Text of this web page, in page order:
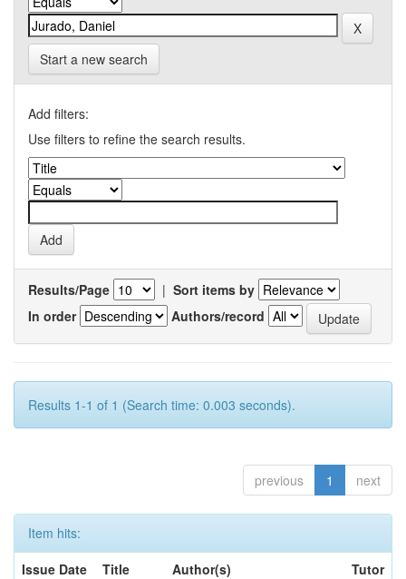
Start a new search
Add filters:
Use filters to refine the search results.
Results/Page | Sort items by
In order
Authors/record
Results 1-1 of 1 (Search time: 0.003 seconds).
previous 1 next
Item hits:
Issue Date
Title Author(s)
Tutor